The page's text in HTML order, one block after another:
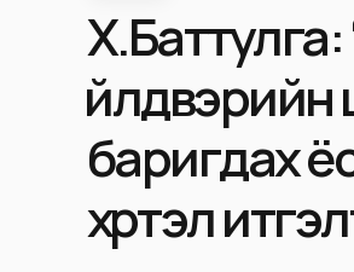
баригдах
хүртэл